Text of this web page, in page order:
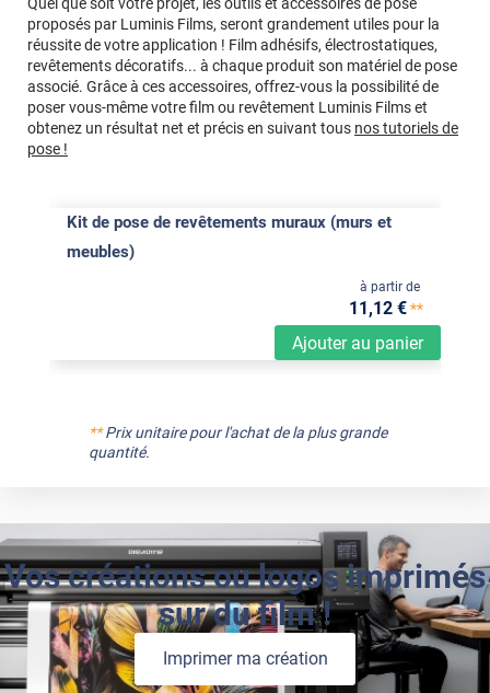
Quel que soit votre projet, les outils et accessoires de pose
proposés par Luminis Films, seront grandement utiles pour la
réussite de votre application ! Film adhésifs, électrostatiques,
revêtements décoratifs... à chaque produit son matériel de pose
associé. Grâce à ces accessoires, offrez-vous la possibilité de
poser vous-même votre film ou revêtement Luminis Films et
obtenez un résultat net et précis en suivant tous nos tutoriels de
pose !
Kit de pose de revêtements muraux (murs et
meubles)
Ajouter au panier
à partir de
11,12 €**
**Prix unitaire pour l'achat de la plus grande
quantité.
Vos créations ou logos imprimés
sur du film !
Imprimer ma création